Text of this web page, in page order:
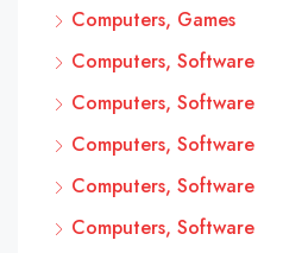
Computers, Games
Computers, Software
Computers, Software
Computers, Software
Computers, Software
Computers, Software